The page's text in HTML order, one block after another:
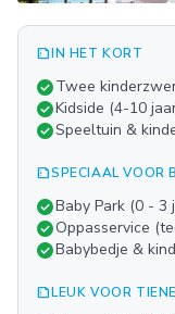
summarizeIN HET KORT
check_circleTwee
check_circleKidside (4-10
check_circleSpeeltuin &
summarizeSPECIAAL VOOR
check_circleBaby Park (0 - 3
check_circleOppasservice
check_circleBabybedje &
summarizeLEUK VOOR